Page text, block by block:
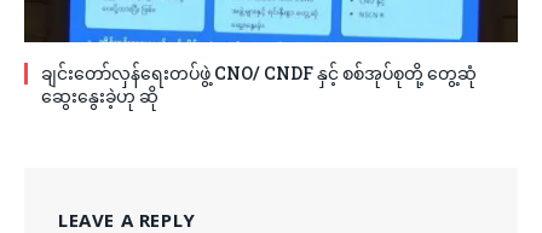
ချင်းတော်လှန်ရေးတပ်ဖွဲ့ CNO/ CNDF နှင့် စစ်အုပ်စုတို့ တွေ့ဆုံ
ဆွေးနွေးခဲ့ဟု ဆို
LEAVE A REPLY